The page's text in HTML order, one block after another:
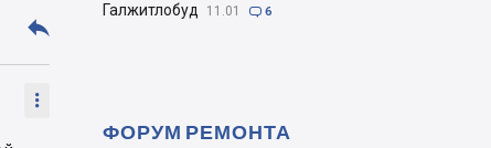


Галжитлобуд
11.01  6
ФОРУМ РЕМОНТА